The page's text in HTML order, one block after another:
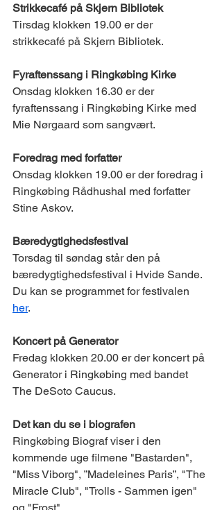
Strikkecafé på Skjern Bibliotek
Tirsdag klokken 19.00 er der
strikkecafé på Skjern Bibliotek.
Fyraftenssang i Ringkøbing Kirke
Onsdag klokken 16.30 er der
fyraftenssang i Ringkøbing Kirke med
Mie Nørgaard som sangvært.
Foredrag med forfatter
Onsdag klokken 19.00 er der foredrag i
Ringkøbing Rådhushal med forfatter
Stine Askov.
Bæredygtighedsfestival
Torsdag til søndag står den på
bæredygtighedsfestival i Hvide Sande.
Du kan se programmet for festivalen
her.
Koncert på Generator
Fredag klokken 20.00 er der koncert på
Generator i Ringkøbing med bandet
The DeSoto Caucus.
Det kan du se i biografen
Ringkøbing Biograf viser i den
kommende uge filmene "Bastarden",
"Miss Viborg", ”Madeleines Paris”, "The
Miracle Club", "Trolls - Sammen igen"